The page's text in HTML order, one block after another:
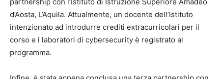
partnership con l’Istituto di Istruzione Superiore Amadeo
d’Aosta, L’Aquila. Attualmente, un docente dell’Istituto
intenzionato ad introdurre crediti extracurricolari per il
corso e i laboratori di cybersecurity è registrato al
programma.